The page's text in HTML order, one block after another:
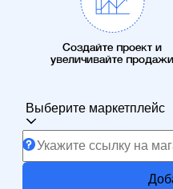
Создайте проект и
увеличивайте продажи
Выберите маркетплейс